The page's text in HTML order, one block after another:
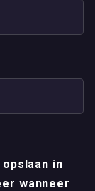
in
wanneer